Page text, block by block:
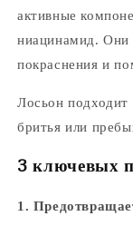
активные
ниацинамид. Они
покраснения и
Лосьон подходит
бритья или
3 ключевых
1.